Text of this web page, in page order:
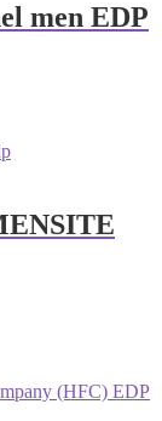
men EDP